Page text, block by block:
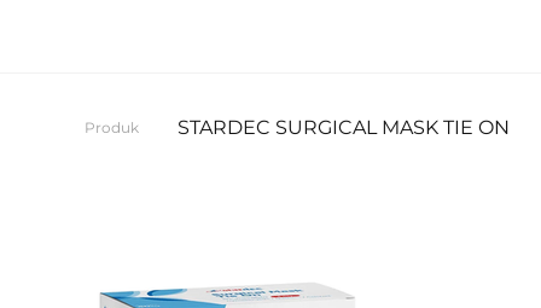
Produk STARDEC SURGICAL MASK TIE ON